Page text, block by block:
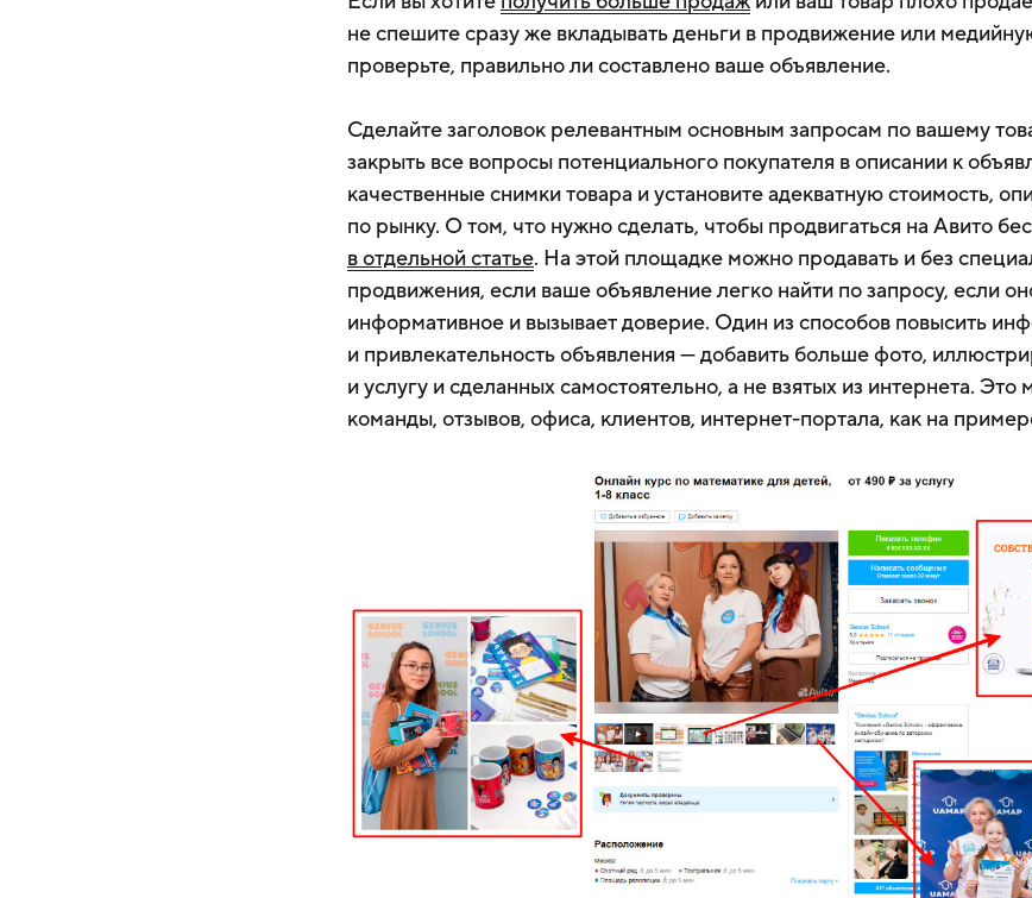
не спешите сразу же вкладывать деньги в продвижение или
проверьте, правильно ли составлено ваше объявление.
Сделайте заголовок релевантным основным запросам по вашему
закрыть все вопросы потенциального покупателя в описании к
качественные снимки товара и установите адекватную стоимость,
по рынку. О том, что нужно сделать, чтобы продвигаться на Авито
в отдельной статье. На этой площадке можно продавать и без
продвижения, если ваше объявление легко найти по запросу, если
информативное и вызывает доверие. Один из способов повысить
и привлекательность объявления — добавить больше фото,
и услугу и сделанных самостоятельно, а не взятых из интернета. Это
команды, отзывов, офиса, клиентов, интернет-портала, как на